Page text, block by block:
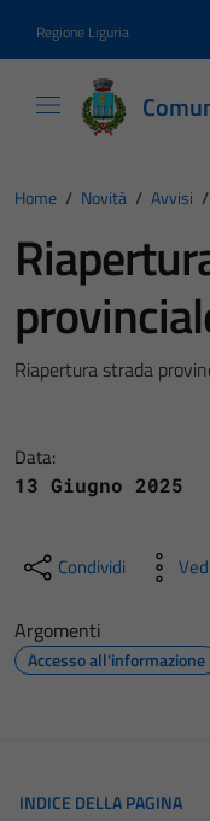
Regione Liguria
Home / Novità / Avvisi /
Riapertura strada
Data:
13 Giugno 2025
Condividi
Argomenti
Accesso all'informazione
INDICE DELLA PAGINA